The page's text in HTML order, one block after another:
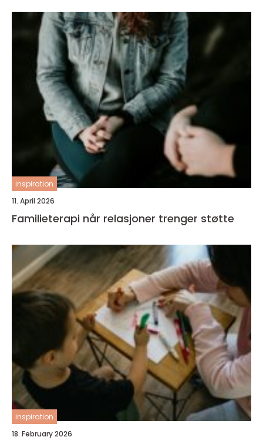
inspiration
11. April 2026
Familieterapi når relasjoner trenger støtte
inspiration
18. February 2026